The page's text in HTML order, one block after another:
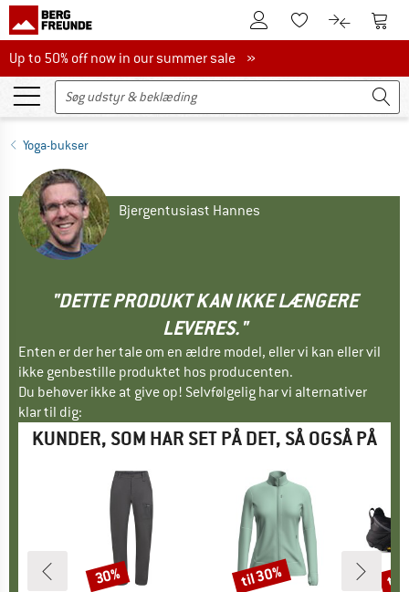
Til kundekontoenTil huskesedlen.
Til Til
Up to 50% off now in our summer sale
Up to 50% off now in our summer sale »
Yoga-bukser
Bjergentusiast Hannes
"DETTE PRODUKT KAN IKKE LÆNGERE
LEVERES."
Enten er der her tale om en ældre model, eller vi kan eller vil
ikke genbestille produktet hos producenten.
Du behøver ikke at give op! Selvfølgelig har vi alternativer
klar til dig:
KUNDER, SOM HAR SET PÅ DET, SÅ OGSÅ PÅ
Rabat
30% Rabat
til 30% til